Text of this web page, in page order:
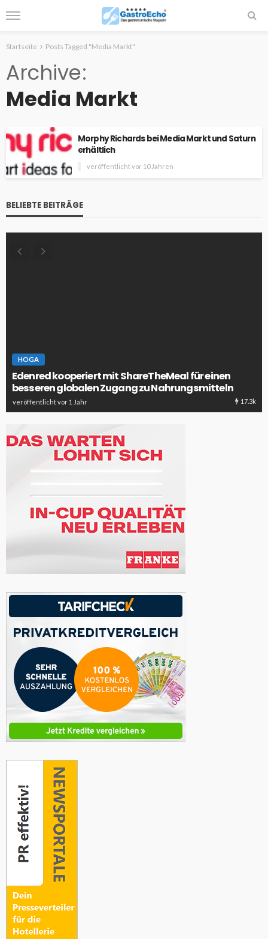
Startseite Posts Tagged "Media Markt"
Archive
Media Markt
Morphy Richards bei Media Markt und Saturn
erhältlich
veröffentlicht vor 10 Jahren
BELIEBTE BEITRÄGE
HOGA
Edenred kooperiert mit ShareTheMeal für einen
besseren globalen Zugang zu Nahrungsmitteln
veröffentlicht vor 1 Jahr 17.3k